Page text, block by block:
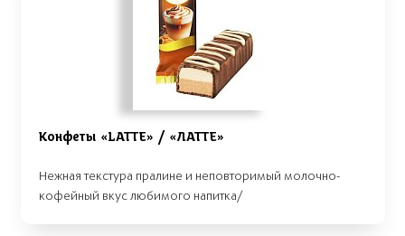
Конфеты «LАТТЕ» / «ЛАТТЕ»
Нежная текстура пралине и неповторимый молочно-
кофейный вкус любимого напитка/